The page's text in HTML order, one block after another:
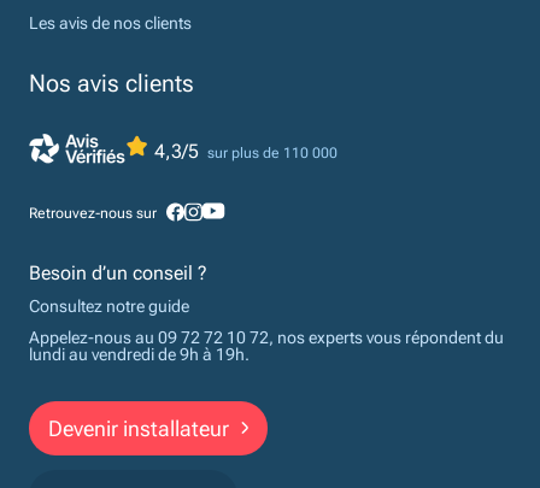
Les avis de nos clients
Nos avis clients
4,3/5 sur plus de 110 000
Retrouvez-nous sur
Besoin d’un conseil ?
Consultez notre guide
Appelez-nous au 09 72 72 10 72, nos experts vous répondent du
lundi au vendredi de 9h à 19h.
Devenir installateur